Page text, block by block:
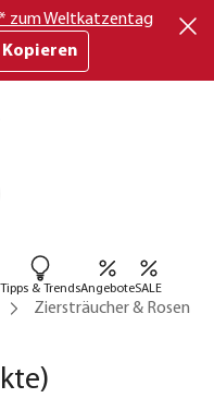
zum Weltkatzentag
Kopieren
Tipps & TrendsAngeboteSALE
Ziersträucher & Rosen